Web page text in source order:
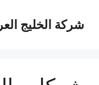
المحتوىشركة الخليج